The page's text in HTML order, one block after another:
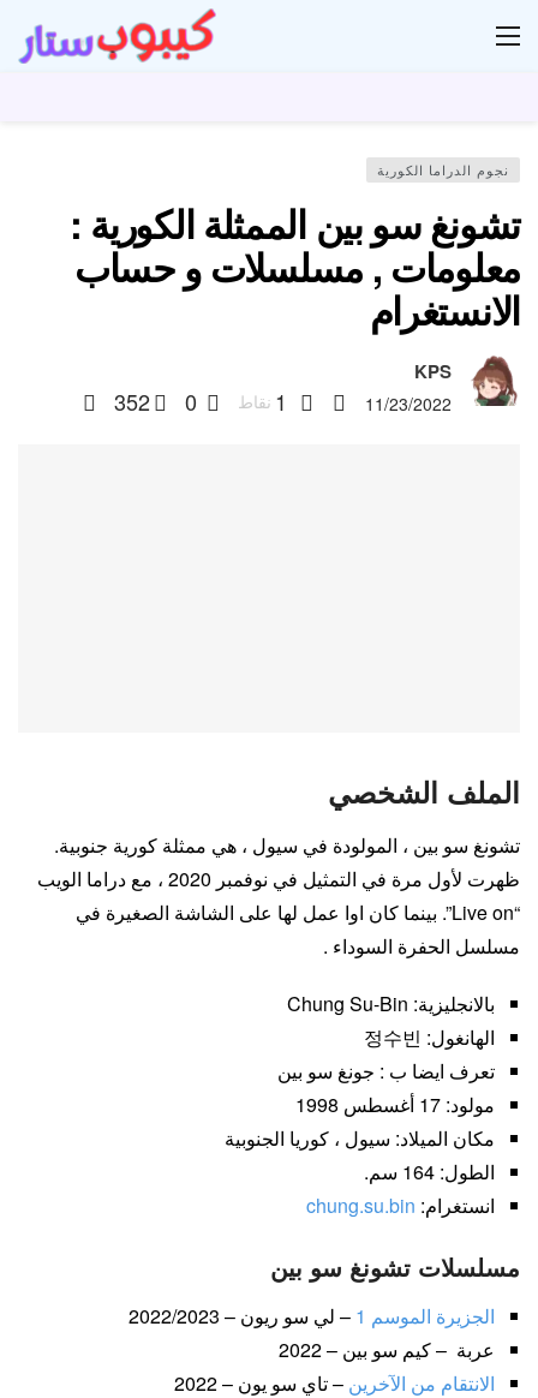
نجوم الدراما الكورية
تشونغ سو بين الممثلة الكورية :
معلومات , مسلسلات و حساب
الانستغرام
KPS
11/23/2022
1 نقاط 0
352
الملف الشخصي
تشونغ سو بين ، المولودة في سيول ، هي ممثلة كورية جنوبية.
ظهرت لأول مرة في التمثيل في نوفمبر 2020 ، مع دراما الويب
“Live on”. بينما كان اوا عمل لها على الشاشة الصغيرة في
مسلسل الحفرة السوداء .
بالانجليزية: Chung Su-Bin
الهانغول: 정수빈
تعرف ايضا ب : جونغ سو بين
مولود: 17 أغسطس 1998
مكان الميلاد: سيول ، كوريا الجنوبية
الطول: 164 سم.
انستغرام: chung.su.bin
مسلسلات تشونغ سو بين
الجزيرة الموسم 1
– لي سو ريون – 2022/2023
عربة – كيم سو بين – 2022
الانتقام من الآخرين – تاي سو يون – 2022